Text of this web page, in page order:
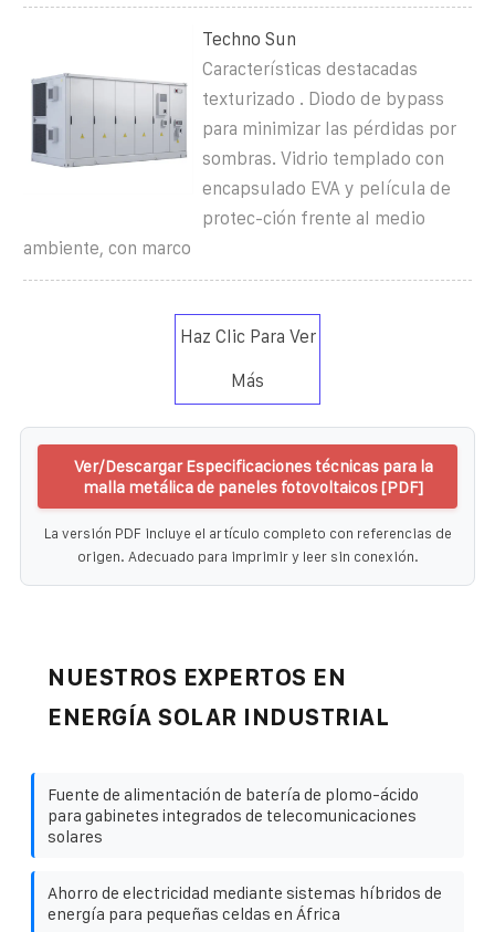
Techno Sun
Características destacadas
texturizado . Diodo de bypass
para minimizar las pérdidas por
sombras. Vidrio templado con
encapsulado EVA y película de
protec-ción frente al medio
ambiente, con marco
Haz Clic Para Ver
Más
Ver/Descargar Especificaciones técnicas para la
malla metálica de paneles fotovoltaicos [PDF]
La versión PDF incluye el artículo completo con referencias de
origen. Adecuado para imprimir y leer sin conexión.
NUESTROS EXPERTOS EN
ENERGÍA SOLAR INDUSTRIAL
Fuente de alimentación de batería de plomo-ácido
para gabinetes integrados de telecomunicaciones
solares
Ahorro de electricidad mediante sistemas híbridos de
energía para pequeñas celdas en África